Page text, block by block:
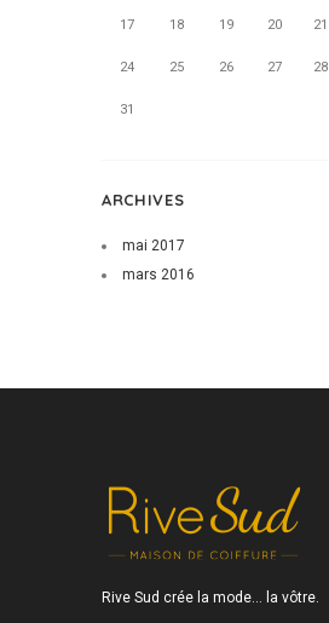
17 18 19 20 21
24 25 26 27 28
31
ARCHIVES
mai 2017
mars 2016
Rive Sud crée la mode… la vôtre.